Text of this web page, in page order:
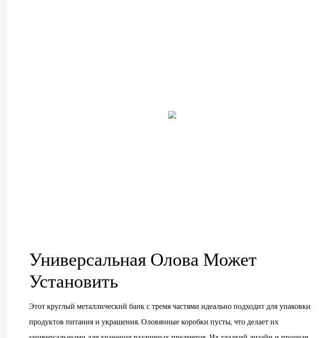
Универсальная Олова Может
Установить
Этот круглый металлический банк с тремя частями идеально подходит для упаковки
продуктов питания и украшения. Оловянные коробки пусты, что делает их